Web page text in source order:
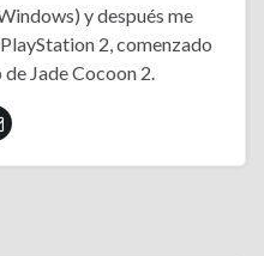
y después me
2, comenzado
Jade Cocoon 2.